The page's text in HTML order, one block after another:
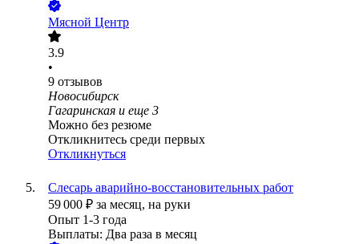
Мясной Центр
3.9
•
9 отзывов
Новосибирск
Гагаринская и еще 3
Можно без резюме
Откликнитесь среди первых
Откликнуться
Слесарь аварийно-восстановительных работ
59 000 ₽ за месяц, на руки
Опыт 1-3 года
Выплаты: Два раза в месяц